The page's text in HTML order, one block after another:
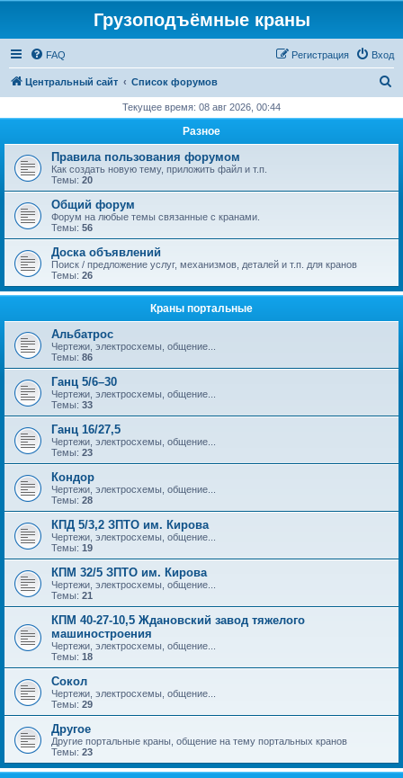
Грузоподъёмные краны
FAQ Вход
Регистрация
Центральный сайт Список форумов
с
Текущее время: 08 авг 2026, 00:44
Разное
Правила пользования форумом
Как создать новую тему, приложить файл и т.п.
Темы: 20
Общий форум
Форум на любые темы связанные с кранами.
Темы: 56
Доска объявлений
Поиск / предложение услуг, механизмов, деталей и т.п. для кранов
Темы: 26
Краны портальные
Альбатрос
Чертежи, электросхемы, общение...
Темы: 86
Ганц 5/6–30
Чертежи, электросхемы, общение...
Темы: 33
Ганц 16/27,5
Чертежи, электросхемы, общение...
Темы: 23
Кондор
Чертежи, электросхемы, общение...
Темы: 28
КПД 5/3,2 ЗПТО им. Кирова
Чертежи, электросхемы, общение...
Темы: 19
КПМ 32/5 ЗПТО им. Кирова
Чертежи, электросхемы, общение...
Темы: 21
КПМ 40-27-10,5 Ждановский завод тяжелого
машиностроения
Чертежи, электросхемы, общение...
Темы: 18
Сокол
Чертежи, электросхемы, общение...
Темы: 29
Другое
Другие портальные краны, общение на тему портальных кранов
Темы: 23